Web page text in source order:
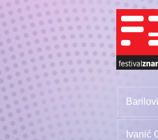
Ivanić